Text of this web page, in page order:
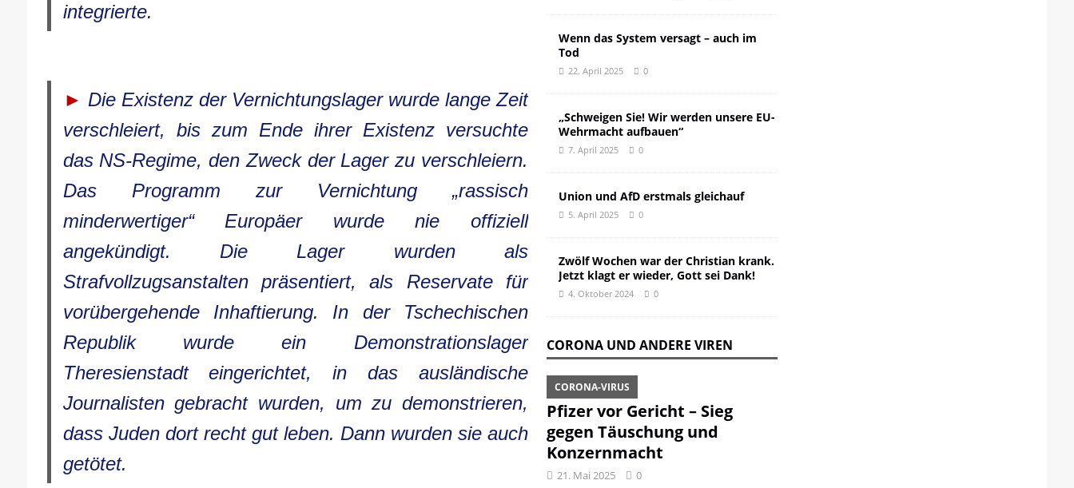
integrierte.
► Die Existenz der Vernichtungslager wurde lange Zeit
verschleiert, bis zum Ende ihrer Existenz versuchte
das NS-Regime, den Zweck der Lager zu verschleiern.
Das Programm zur Vernichtung „rassisch
minderwertiger“ Europäer wurde nie offiziell
angekündigt. Die Lager wurden als
Strafvollzugsanstalten präsentiert, als Reservate für
vorübergehende Inhaftierung. In der Tschechischen
Republik wurde ein Demonstrationslager
Theresienstadt eingerichtet, in das ausländische
Journalisten gebracht wurden, um zu demonstrieren,
dass Juden dort recht gut leben. Dann wurden sie auch
getötet.
Wenn das System versagt – auch im
Tod
22. April 2025 0
„Schweigen Sie! Wir werden unsere EU-
Wehrmacht aufbauen“
7. April 2025 0
Union und AfD erstmals gleichauf
5. April 2025 0
Zwölf Wochen war der Christian krank.
Jetzt klagt er wieder, Gott sei Dank!
4. Oktober 2024 0
CORONA UND ANDERE VIREN
Pfizer vor Gericht – Sieg
gegen Täuschung und
Konzernmacht
CORONA-VIRUS
21. Mai 2025 0